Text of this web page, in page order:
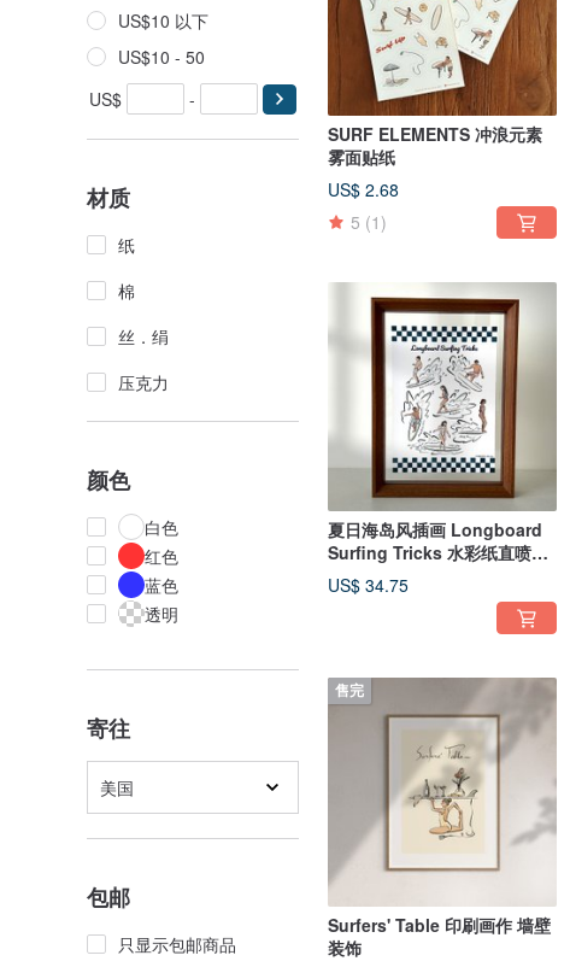
US$10 以下
US$10 - 50
US$
-
材质
纸
棉
丝．绢
压克力
颜色
白色
红色
蓝色
透明
寄往
美国
包邮
只显示包邮商品
SURF ELEMENTS 冲浪元素
雾面贴纸
US$ 2.68
5 (1)
夏日海岛风插画 Longboard
Surfing Tricks 水彩纸直喷含
画框
US$ 34.75
售完
Surfers' Table 印刷画作 墙壁
装饰